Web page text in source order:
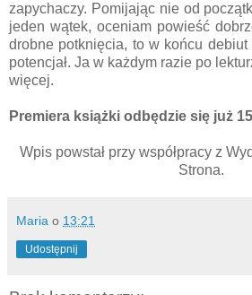
zapychaczy. Pomijając nie od
jeden wątek, oceniam powieść
drobne potknięcia, to w końcu
potencjał. Ja w każdym razie po
więcej.
Premiera książki odbędzie się już
Wpis powstał przy współpracy z
Strona.
Maria o 13:21
Udostępnij